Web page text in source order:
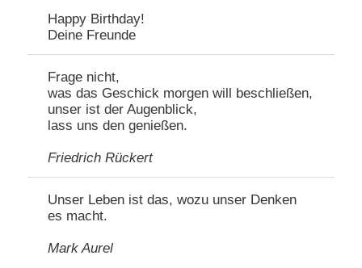
Happy Birthday!
Deine Freunde
Frage nicht,
was das Geschick morgen will beschließen,
unser ist der Augenblick,
lass uns den genießen.
Friedrich Rückert
Unser Leben ist das, wozu unser Denken
es macht.
Mark Aurel